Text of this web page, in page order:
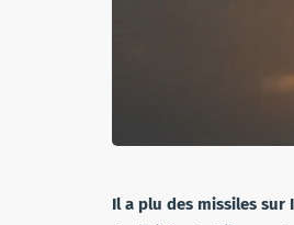
Il a plu des missiles sur